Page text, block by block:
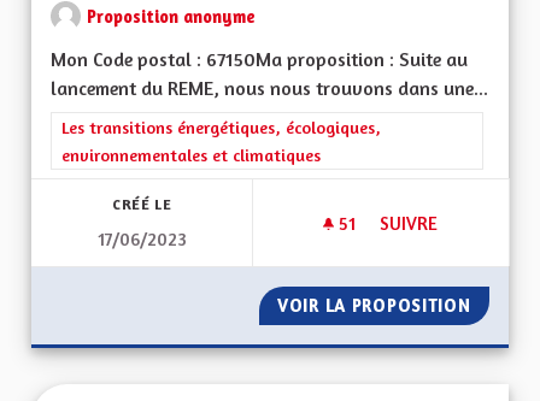
Proposition anonyme
Mon Code postal : 67150Ma proposition : Suite au
lancement du REME, nous nous trouvons dans une...
Filtrer les résultats de la catégorie : Les transitions
Les transitions énergétiques, écologiques,
environnementales et climatiques
CRÉÉ LE
17/06/2023
51 51 ABONNÉS
SUIVRE
VOIR LA PROPOSITION